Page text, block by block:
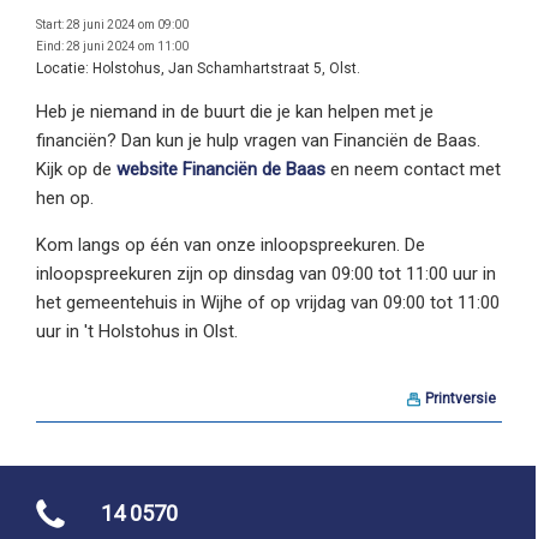
Start:28 juni 2024 om 09:00
Eind:28 juni 2024 om 11:00
Locatie: Holstohus, Jan Schamhartstraat 5, Olst.
Heb je niemand in de buurt die je kan helpen met je
financiën? Dan kun je hulp vragen van Financiën de Baas.
Kijk op de website Financiën de Baas en neem contact met
hen op.
Kom langs op één van onze inloopspreekuren. De
inloopspreekuren zijn op dinsdag van 09:00 tot 11:00 uur in
het gemeentehuis in Wijhe of op vrijdag van 09:00 tot 11:00
uur in 't Holstohus in Olst.
Printversie
14 0570